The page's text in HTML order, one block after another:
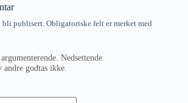
bli publisert. Obligatoriske felt er merket med
Nedsettende
andre godtas ikke.